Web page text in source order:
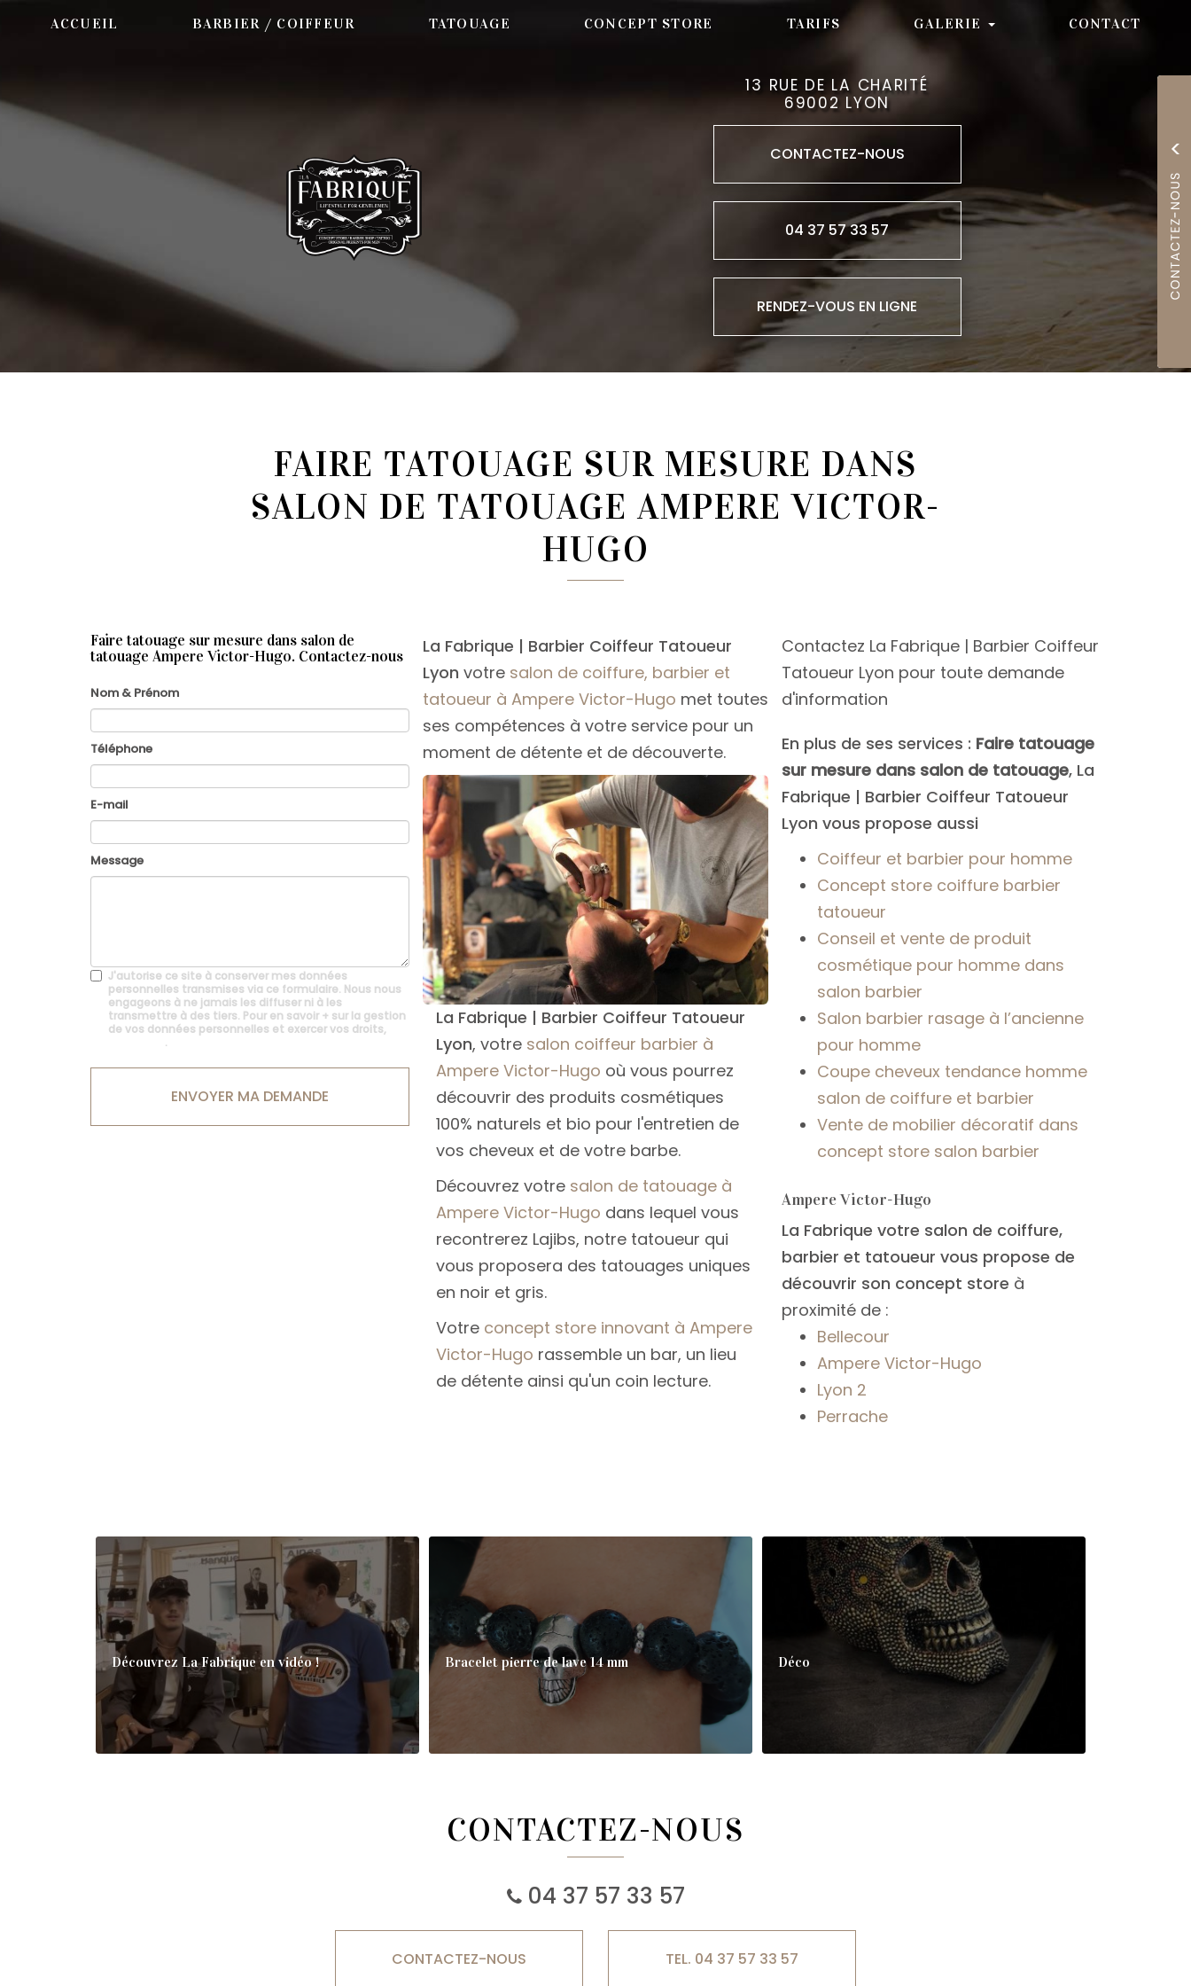
ACCUEIL BARBIER / COIFFEUR TATOUAGE CONCEPT STORE TARIFS GALERIE CONTACT
13 RUE DE LA CHARITÉ
69002 LYON
CONTACTEZ-NOUS
04 37 57 33 57
RENDEZ-VOUS EN LIGNE
FAIRE TATOUAGE SUR MESURE DANS
SALON DE TATOUAGE AMPERE VICTOR-
HUGO
Faire tatouage sur mesure dans salon de
tatouage Ampere Victor-Hugo. Contactez-nous
Nom & Prénom
Téléphone
E-mail
Message
J'autorise ce site à conserver mes données
personnelles transmises via ce formulaire. Nous nous
engageons à ne jamais les diffuser ni à les
transmettre à des tiers. Pour en savoir + sur la gestion
de vos données personnelles et exercer vos droits,
.
Acceptation
ENVOYER MA DEMANDE
La Fabrique | Barbier Coiffeur Tatoueur
Lyon votre salon de coiffure, barbier et
tatoueur à Ampere Victor-Hugo met toutes
ses compétences à votre service pour un
moment de détente et de découverte.
La Fabrique | Barbier Coiffeur Tatoueur
Lyon, votre salon coiffeur barbier à
Ampere Victor-Hugo où vous pourrez
découvrir des produits cosmétiques
100% naturels et bio pour l'entretien de
vos cheveux et de votre barbe.
Découvrez votre salon de tatouage à
Ampere Victor-Hugo dans lequel vous
recontrerez Lajibs, notre tatoueur qui
vous proposera des tatouages uniques
en noir et gris.
Votre concept store innovant à Ampere
Victor-Hugo rassemble un bar, un lieu
de détente ainsi qu'un coin lecture.
Contactez La Fabrique | Barbier Coiffeur
Tatoueur Lyon pour toute demande
d'information
En plus de ses services : Faire tatouage
sur mesure dans salon de tatouage, La
Fabrique | Barbier Coiffeur Tatoueur
Lyon vous propose aussi
Coiffeur et barbier pour homme
Concept store coiffure barbier
tatoueur
Conseil et vente de produit
cosmétique pour homme dans
salon barbier
Salon barbier rasage à l’ancienne
pour homme
Coupe cheveux tendance homme
salon de coiffure et barbier
Vente de mobilier décoratif dans
concept store salon barbier
Ampere Victor-Hugo
La Fabrique votre salon de coiffure,
barbier et tatoueur vous propose de
découvrir son concept store à
proximité de :
Bellecour
Ampere Victor-Hugo
Lyon 2
Perrache
Découvrez La Fabrique en vidéo ! Bracelet pierre de lave 14 mm Déco
CONTACTEZ-NOUS
04 37 57 33 57
CONTACTEZ-NOUS TEL. 04 37 57 33 57